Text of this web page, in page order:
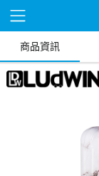
商品資訊